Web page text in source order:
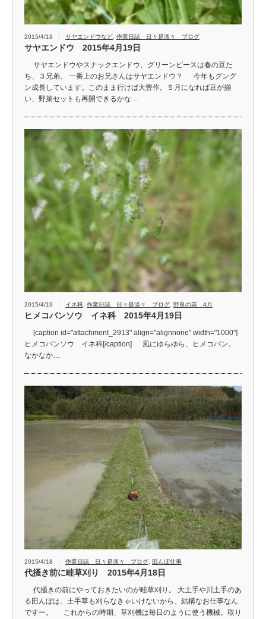
2015/4/19 サヤエンドウなど 作業日誌 日々是淡々 ブログ
サヤエンドウ 2015年4月19日
サヤエンドウやスナックエンドウ、グリーンピースは春の豆た
ち、３兄弟。 一番上のお兄さんはサヤエンドウ？ 今年もグング
ン成長しています。このまま行けば大豊作。５月になれば豆が揃
い、野菜セットも再開できるかな…
2015/4/19 イネ科 作業日誌 日々是淡々 ブログ 野良の花 4月
ヒメコバンソウ イネ科 2015年4月19日
[caption id="attachment_2913" align="alignnone" width="1000"]
ヒメコバンソウ イネ科[/caption] 風にゆらゆら、ヒメコバン。
なかなか…
2015/4/18 作業日誌 日々是淡々 ブログ 田んぼ仕事
代掻き前に畦草刈り 2015年4月18日
代掻きの前にやっておきたいのが畦草刈り。 大土手や川土手のあ
る田んぼは、土手草も刈らなきゃいけないから、結構なお仕事なん
ですー。 これからの時期、草刈機は毎日のように使う機械。取り